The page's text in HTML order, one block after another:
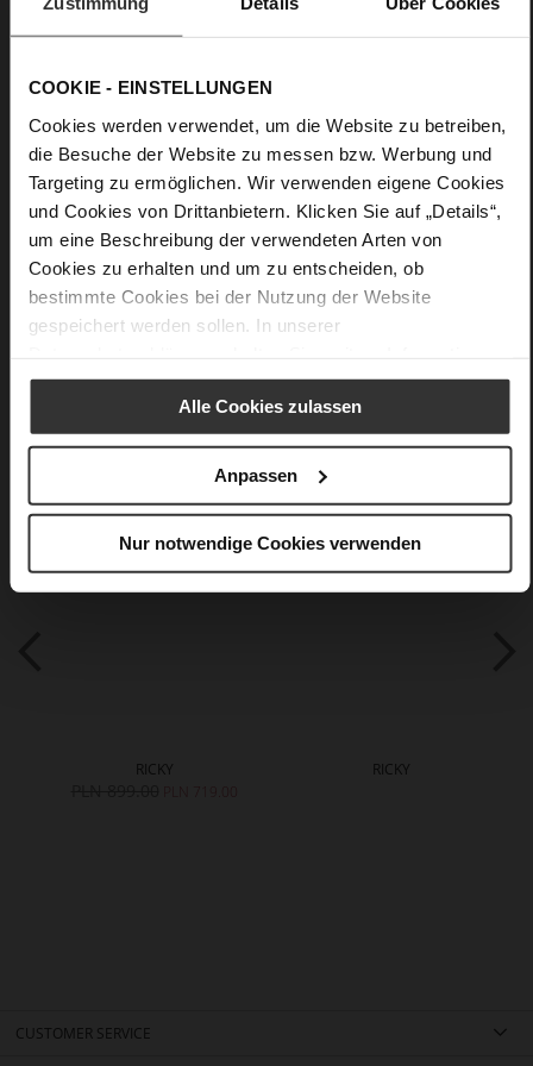
COOKIE - EINSTELLUNGEN
Cookies werden verwendet, um die Website zu betreiben,
die Besuche der Website zu messen bzw. Werbung und
Targeting zu ermöglichen. Wir verwenden eigene Cookies
und Cookies von Drittanbietern. Klicken Sie auf „Details“,
um eine Beschreibung der verwendeten Arten von
Cookies zu erhalten und um zu entscheiden, ob
bestimmte Cookies bei der Nutzung der Website
gespeichert werden sollen. In unserer
Alle Cookies zulassen
Anpassen
Nur notwendige Cookies verwenden
Minimal chic is all about self-assured style and ultimate
high-quality leather. A stylish accessory for casual looks, the
functionality, always ensuring that those little essentials can
be accessed quickly.
Details
More
23 x 8,5 x 15,5 cm
soft calfskin with a rough grain structure
You might also like
RICKY RICKY
CUSTOMER SERVICE